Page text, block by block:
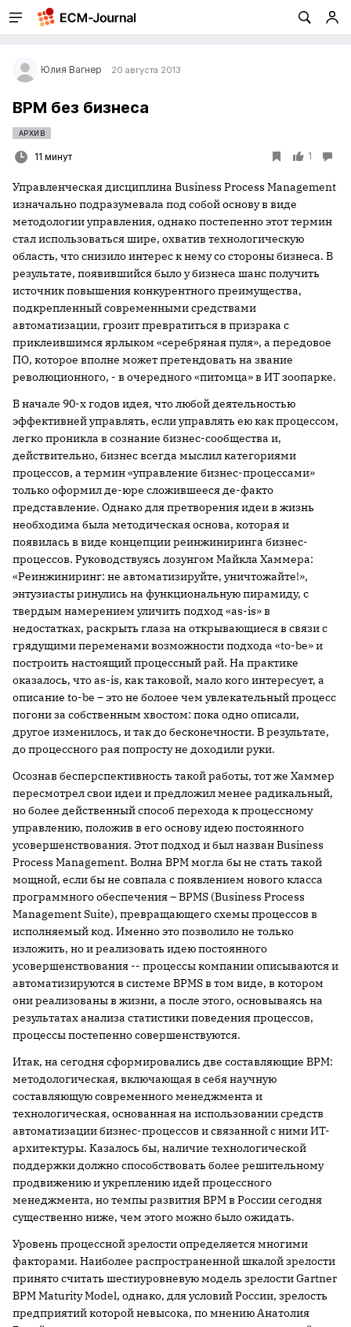
Юлия Вагнер 20 августа 2013
BPM без бизнеса
АРХИВ
11 минут 1
Управленческая дисциплина Business Process Management
изначально подразумевала под собой основу в виде
методологии управления, однако постепенно этот термин
стал использоваться шире, охватив технологическую
область, что снизило интерес к нему со стороны бизнеса. В
результате, появившийся было у бизнеса шанс получить
источник повышения конкурентного преимущества,
подкрепленный современными средствами
автоматизации, грозит превратиться в призрака с
приклеившимся ярлыком «серебряная пуля», а передовое
ПО, которое вполне может претендовать на звание
революционного, - в очередного «питомца» в ИТ зоопарке.
В начале 90-х годов идея, что любой деятельностью
эффективней управлять, если управлять ею как процессом,
легко проникла в сознание бизнес-сообщества и,
действительно, бизнес всегда мыслил категориями
процессов, а термин «управление бизнес-процессами»
только оформил де-юре сложившееся де-факто
представление. Однако для претворения идеи в жизнь
необходима была методическая основа, которая и
появилась в виде концепции реинжиниринга бизнес-
процессов. Руководствуясь лозунгом Майкла Хаммера:
«Реинжиниринг: не автоматизируйте, уничтожайте!»,
энтузиасты ринулись на функциональную пирамиду, с
твердым намерением уличить подход «as-is» в
недостатках, раскрыть глаза на открывающиеся в связи с
грядущими переменами возможности подхода «to-be» и
построить настоящий процессный рай. На практике
оказалось, что as-is, как таковой, мало кого интересует, а
описание to-be – это не болоее чем увлекательный процесс
погони за собственным хвостом: пока одно описали,
другое изменилось, и так до бесконечности. В результате,
до процессного рая попросту не доходили руки.
Осознав бесперспективность такой работы, тот же Хаммер
пересмотрел свои идеи и предложил менее радикальный,
но более действенный способ перехода к процессному
управлению, положив в его основу идею постоянного
усовершенствования. Этот подход и был назван Business
Process Management. Волна BPM могла бы не стать такой
мощной, если бы не совпала с появлением нового класса
программного обеспечения – BPMS (Business Process
Management Suite), превращающего схемы процессов в
исполняемый код. Именно это позволило не только
изложить, но и реализовать идею постоянного
усовершенствования -- процессы компании описываются и
автоматизируются в системе BPMS в том виде, в котором
они реализованы в жизни, а после этого, основываясь на
результатах анализа статистики поведения процессов,
процессы постепенно совершенствуются.
Итак, на сегодня сформировались две составляющие BPM:
методологическая, включающая в себя научную
составляющую современного менеджмента и
технологическая, основанная на использовании средств
автоматизации бизнес-процессов и связанной с ними ИТ-
архитектуры. Казалось бы, наличие технологической
поддержки должно способствовать более решительному
продвижению и укреплению идей процессного
менеджмента, но темпы развития BPM в России сегодня
существенно ниже, чем этого можно было ожидать.
Уровень процессной зрелости определяется многими
факторами. Наиболее распространенной шкалой зрелости
принято считать шестиуровневую модель зрелости Gartner
BPM Maturity Model, однако, для условий России, зрелость
предприятий которой невысока, по мнению Анатолия